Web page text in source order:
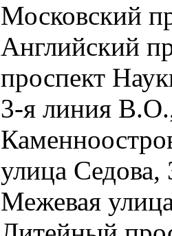
Московский
Английский
проспект
3-я линия
улица Седова,
Межевая